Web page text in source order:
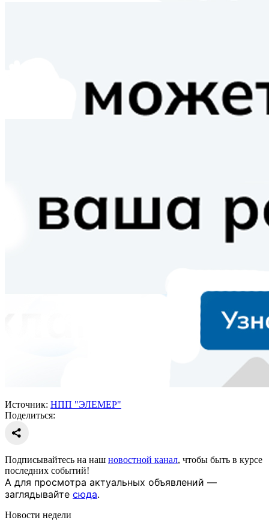
Источник: НПП "ЭЛЕМЕР"
Поделиться:
Подписывайтесь на наш новостной канал, чтобы быть в курсе
последних событий!
А для просмотра актуальных объявлений —
заглядывайте сюда.
Новости недели